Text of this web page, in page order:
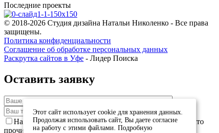
Последние проекты
© 2018-2026 Студия дизайна Натальи Николенко - Все права
защищены.
Политика конфиденциальности
Соглашение об обработке персональных данных
Раскрутка сайтов в Уфе - Лидер Поиска
Оставить заявку
Нажимая кнопку "Отправить заявку" Вы сообщаете, что
прочитали и согласны с текстомПолитики
Этот сайт использует cookie для хранения данных.
Продолжая использовать сайт, Вы даете согласие
на работу с этими файлами. Подробную